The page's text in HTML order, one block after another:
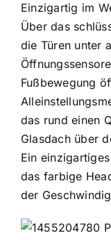
Einzigartig im
Über das
die Türen unter
Fußbewegung
das rund einen
Glasdach über
Ein
das farbige
der